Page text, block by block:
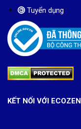
Tuyển dụng
KẾT NỐI VỚI ECOZEN